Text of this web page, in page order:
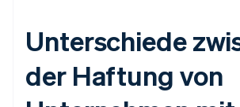
Unterschiede
der Haftung von